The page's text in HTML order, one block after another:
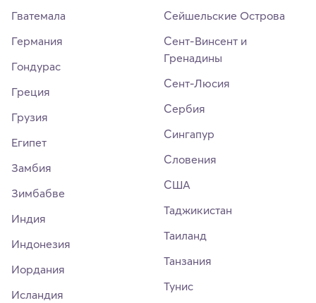
Гватемала
Германия
Гондурас
Греция
Грузия
Египет
Замбия
Зимбабве
Индия
Индонезия
Иордания
Исландия
Сейшельские Острова
Сент-Винсент и
Гренадины
Сент-Люсия
Сербия
Сингапур
Словения
США
Таджикистан
Таиланд
Танзания
Тунис